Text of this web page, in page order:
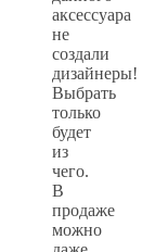
аксессуара
не
создали
дизайнеры!
Выбрать
только
будет
из
чего.
В
продаже
можно